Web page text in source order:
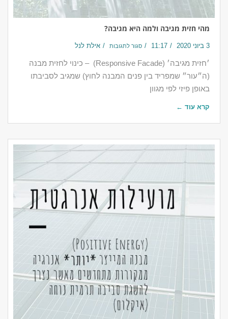
מהי חזית מגיבה ולמה היא מגיבה?
3 ביוני 2020 11:17 סגור לתגובות אילת לנל
‎׳חזית מגיבה׳ (Responsive Facade) – כינוי לחזית מבנה
(ה״עור״ שמפריד בין פנים המבנה לחוץ) שמגיב לסביבתו
באופן פיזי לפי מגוון
קרא עוד ←